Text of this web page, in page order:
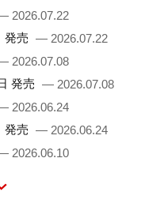
2026.07.22
発売 — 2026.07.22
2026.07.08
発売 — 2026.07.08
2026.06.24
発売 — 2026.06.24
2026.06.10